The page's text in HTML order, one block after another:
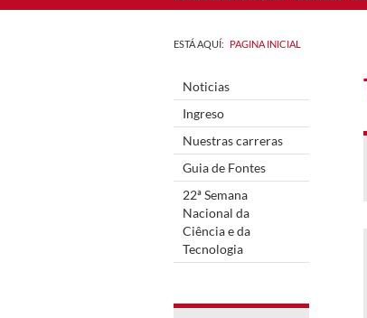
ESTÁ AQUÍ: PAGINA INICIAL
Noticias
Ingreso
Nuestras carreras
Guia de Fontes
22ª Semana
Nacional da
Ciência e da
Tecnologia